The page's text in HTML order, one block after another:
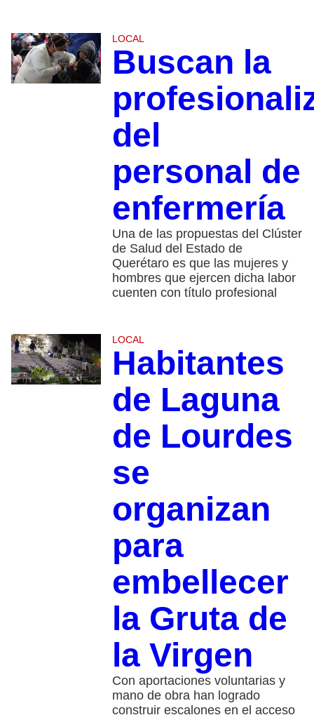
LOCAL
Buscan la
del
personal de
enfermería
Una de las propuestas del Clúster
de Salud del Estado de
Querétaro es que las mujeres y
hombres que ejercen dicha labor
cuenten con título profesional
LOCAL
Habitantes
de Laguna
de Lourdes
se
organizan
para
embellecer
la Gruta de
la Virgen
Con aportaciones voluntarias y
mano de obra han logrado
construir escalones en el acceso